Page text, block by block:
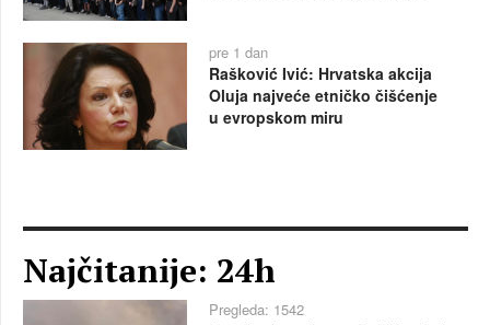
pre 1 dan
Rašković Ivić: Hrvatska akcija
Oluja najveće etničko čišćenje
u evropskom miru
Najčitanije: 24h
Pregleda: 1542